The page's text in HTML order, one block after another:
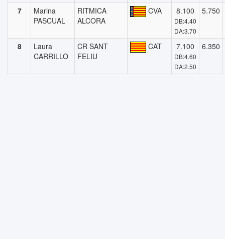
7
Marina
PASCUAL
RITMICA
ALCORA
CVA 8.100
DB:4.40
DA:3.70
5.750
8
Laura
CARRILLO
CR SANT
FELIU
CAT 7.100
DB:4.60
DA:2.50
6.350